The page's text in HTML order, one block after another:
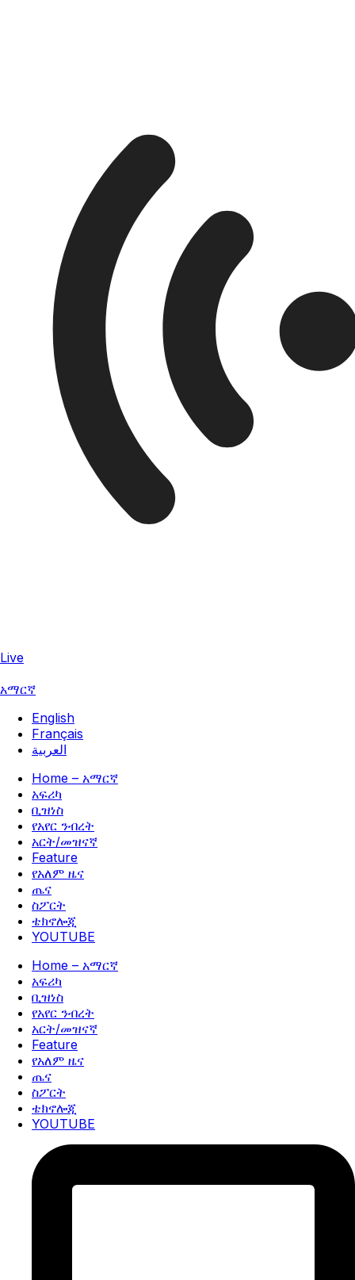
Live
አማርኛ
English
Français
العربية
Home – አማርኛ
አፍሪካ
ቢዝነስ
የአየር ንብረት
አርት/መዝናኛ
Feature
የአለም ዜና
ጤና
ስፖርት
ቴክኖሎጂ
YOUTUBE
Home – አማርኛ
አፍሪካ
ቢዝነስ
የአየር ንብረት
አርት/መዝናኛ
Feature
የአለም ዜና
ጤና
ስፖርት
ቴክኖሎጂ
YOUTUBE